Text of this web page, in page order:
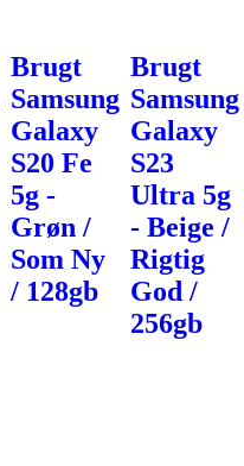
Brugt
Samsung
Galaxy
S20 Fe
5g -
Grøn /
Som Ny
/ 128gb
Brugt
Samsung
Galaxy
S23
Ultra 5g
- Beige /
Rigtig
God /
256gb